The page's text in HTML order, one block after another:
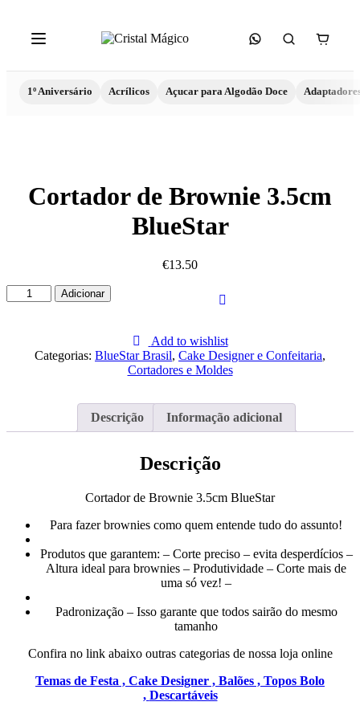
1º Aniversário Acrílicos Açucar para Algodão Doce
Cortador de Brownie 3.5cm
BlueStar
€13.50
Quantidade
de
Brownie
3.5cm
Adicionar
Add to wishlist
Categorias: BlueStar Brasil, Cake Designer e Confeitaria,
Cortadores e Moldes
Descrição Informação adicional
Descrição
Cortador de Brownie 3.5cm BlueStar
Para fazer brownies como quem entende tudo do assunto!
Produtos que garantem: – Corte preciso – evita desperdícios –
Altura ideal para brownies – Produtividade – Corte mais de
uma só vez! –
Padronização – Isso garante que todos sairão do mesmo
tamanho
Confira no link abaixo outras categorias de nossa loja online
Temas de Festa , Cake Designer , Balões , Topos Bolo
, Descartáveis